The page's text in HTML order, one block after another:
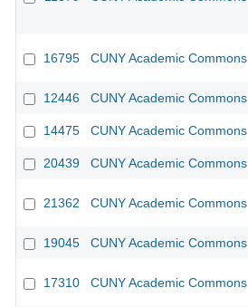
16795 CUNY Academic Commons
12446 CUNY Academic Commons
14475 CUNY Academic Commons
20439 CUNY Academic Commons
21362 CUNY Academic Commons
19045 CUNY Academic Commons
17310 CUNY Academic Commons